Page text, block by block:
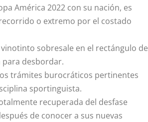
América 2022 con su nación, es
o extremo por el costado
sobresale en el rectángulo de
para desbordar.
trámites burocráticos pertinentes
sportinguista.
recuperada del desfase
de conocer a sus nuevas